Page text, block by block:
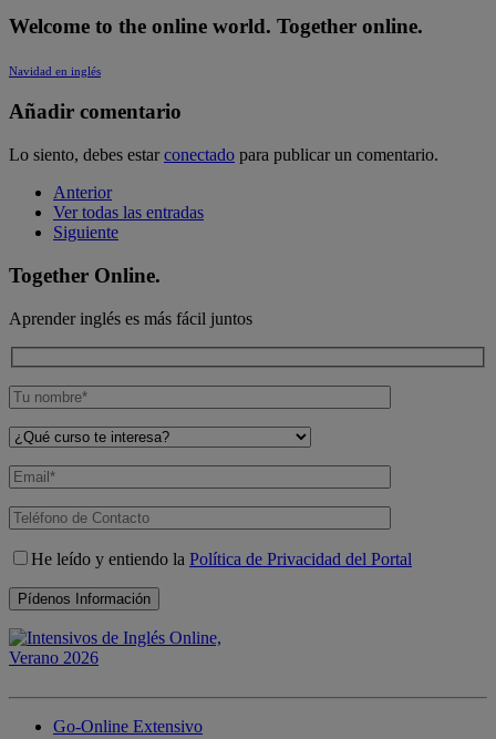
Welcome to the online world. Together online.
Navidad en inglés
Añadir comentario
Lo siento, debes estarconectado para publicar un comentario.
Anterior
Ver todas las entradas
Siguiente
Together Online.
Aprender inglés es más fácil juntos
He leído y entiendo la Política de Privacidad del Portal
Go-Online Extensivo